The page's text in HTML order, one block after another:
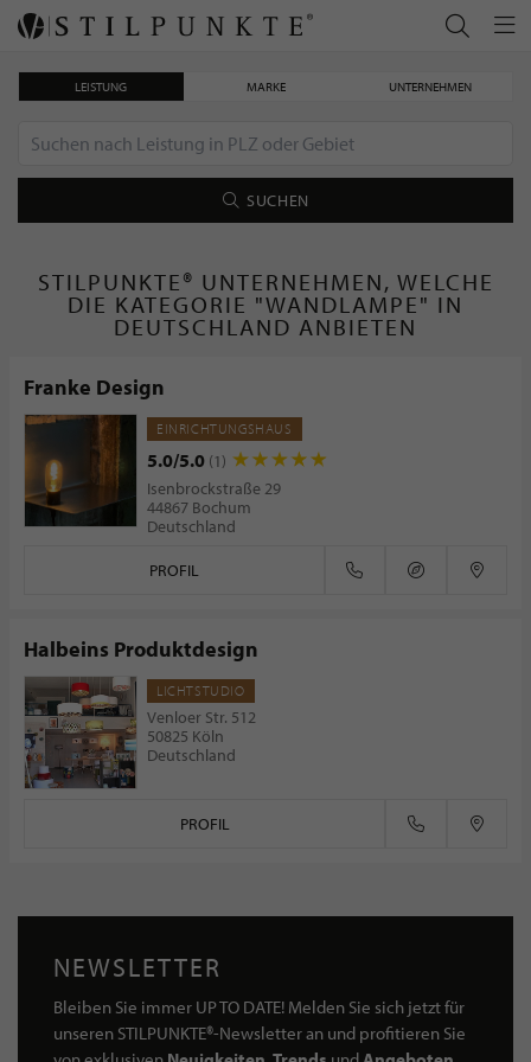
LEISTUNG MARKE UNTERNEHMEN
SUCHEN
STILPUNKTE® UNTERNEHMEN, WELCHE
DIE KATEGORIE "WANDLAMPE" IN
DEUTSCHLAND ANBIETEN
Franke Design
EINRICHTUNGSHAUS
5.0/5.0 (1)
Isenbrockstraße 29
44867 Bochum
Deutschland
PROFIL
Halbeins Produktdesign
LICHTSTUDIO
Venloer Str. 512
50825 Köln
Deutschland
PROFIL
NEWSLETTER
Bleiben Sie immer UP TO DATE! Melden Sie sich jetzt für
unseren STILPUNKTE®-Newsletter an und profitieren Sie